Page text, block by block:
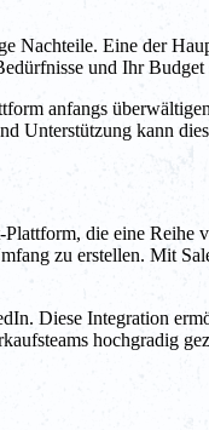
Nachteile. Eine der
und Ihr
anfangs
Unterstützung kann
die eine
zu erstellen. Mit
Diese Integration
hochgradig